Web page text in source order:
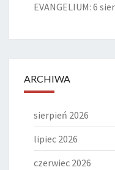
EVANGELIUM: 6
ARCHIWA
sierpień 2026
lipiec 2026
czerwiec 2026